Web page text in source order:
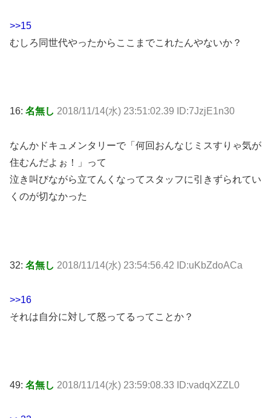
>>15
むしろ同世代やったからここまでこれたんやないか？
16: 名無し 2018/11/14(水) 23:51:02.39 ID:7JzjE1n30
なんかドキュメンタリーで「何回おんなじミスすりゃ気が
住むんだよぉ！」って
泣き叫びながら立てんくなってスタッフに引きずられてい
くのが切なかった
32: 名無し 2018/11/14(水) 23:54:56.42 ID:uKbZdoACa
>>16
それは自分に対して怒ってるってことか？
49: 名無し 2018/11/14(水) 23:59:08.33 ID:vadqXZZL0